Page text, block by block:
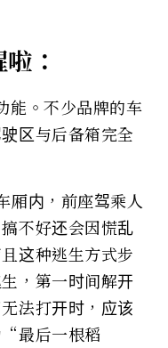
：
能。不少品牌的车
区与后备箱完全
厢内，前座驾乘人
不好还会因慌乱
这种逃生方式步
，第一时间解开
法打开时，应该
“最后一根稻